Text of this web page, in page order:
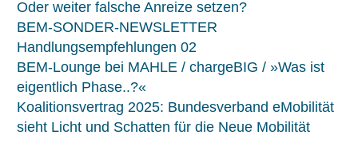
Oder weiter falsche Anreize setzen?
BEM-SONDER-NEWSLETTER
Handlungsempfehlungen 02
BEM-Lounge bei MAHLE / chargeBIG / »Was ist
eigentlich Phase..?«
Koalitionsvertrag 2025: Bundesverband eMobilität
sieht Licht und Schatten für die Neue Mobilität